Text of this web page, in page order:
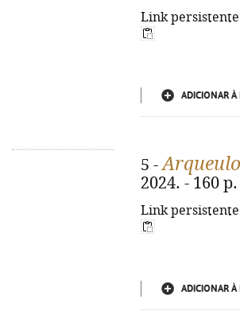
Link
ADICIONAR À
5 -
2024. - 160
Link
ADICIONAR À